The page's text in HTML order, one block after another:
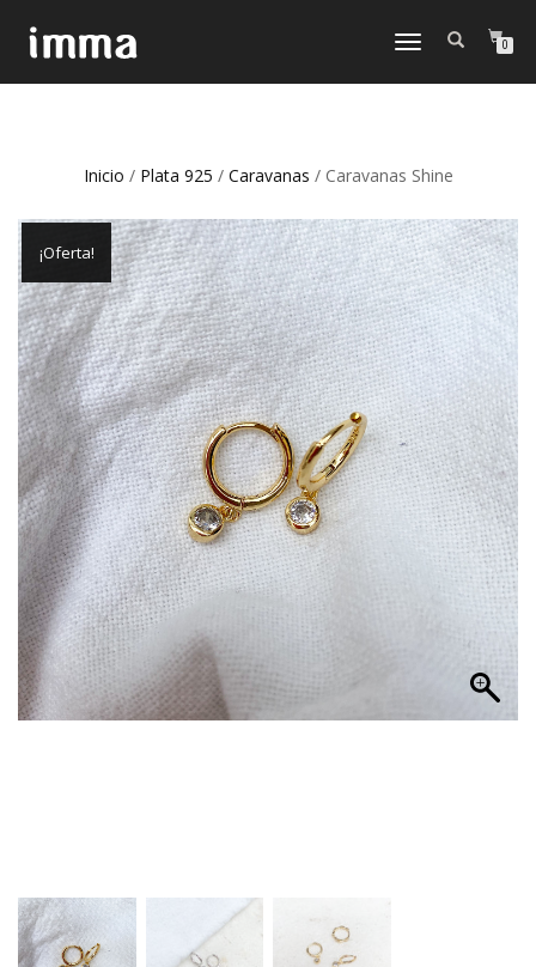
CAMBIAR
0
Inicio / Plata 925 / Caravanas / Caravanas Shine
¡Oferta!